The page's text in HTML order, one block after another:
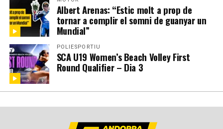
Albert Arenas: “Estic molt a prop de
tornar a complir el somni de guanyar un
Mundial”
POLIESPORTIU
SCA U19 Women’s Beach Volley First
Round Qualifier – Dia 3